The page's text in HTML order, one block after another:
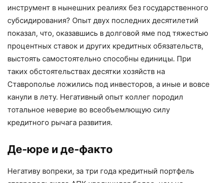
инструмент в нынешних реалиях без государственного
субсидирования? Опыт двух последних десятилетий
показал, что, оказавшись в долговой яме под тяжестью
процентных ставок и других кредитных обязательств,
выстоять самостоятельно способны единицы. При
таких обстоятельствах десятки хозяйств на
Ставрополье ложились под инвесторов, а иные и вовсе
канули в лету. Негативный опыт коллег породил
тотальное неверие во всеобъемлющую силу
кредитного рычага развития.
Де-юре и де-факто
Негативу вопреки, за три года кредитный портфель